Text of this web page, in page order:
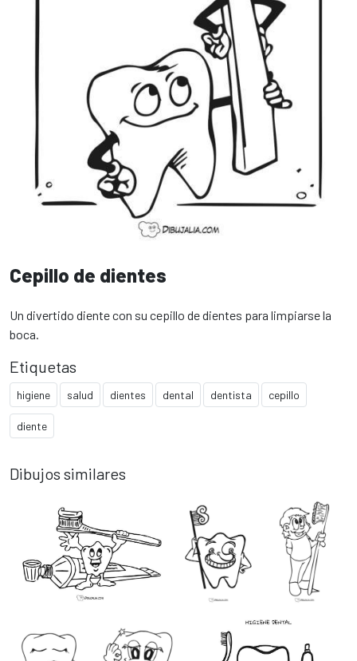
Cepillo de dientes
Un divertido diente con su cepillo de dientes para limpiarse la
boca.
Etiquetas
higiene salud dientes dental dentista cepillo
diente
Dibujos similares